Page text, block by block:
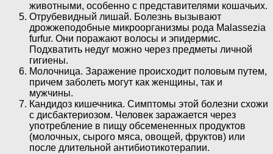
животными, особенно с представителями кошачьих.
Отрубевидный лишай. Болезнь вызывают
дрожжеподобные микроорганизмы рода Malassezia
furfur. Они поражают волосы и эпидермис.
Подхватить недуг можно через предметы личной
гигиены.
Молочница. Заражение происходит половым путем,
причем заболеть могут как женщины, так и
мужчины.
Кандидоз кишечника. Симптомы этой болезни схожи
с дисбактериозом. Человек заражается через
употребление в пищу обсемененных продуктов
(молочных, сырого мяса, овощей, фруктов) или
после длительной антибиотикотерапии.